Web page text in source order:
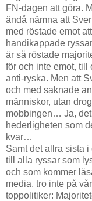
FN-dagen att göra.
ändå nämna att
med röstade emot att
handikappade
är så röstade
för och inte emot, till
anti-ryska. Men att
och med saknade
människor, utan
mobbingen… Ja,
hederligheten som
kvar…
Samt det allra sista
till alla ryssar som
och som kommer
media, tro inte på
toppolitiker: